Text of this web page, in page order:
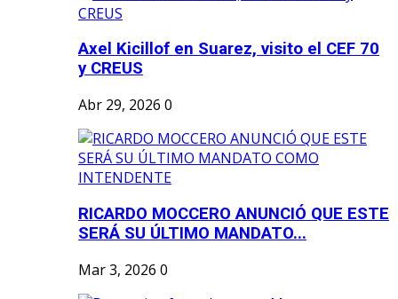
Axel Kicillof en Suarez, visito el CEF 70
y CREUS
Abr 29, 2026 0
RICARDO MOCCERO ANUNCIÓ QUE ESTE
SERÁ SU ÚLTIMO MANDATO...
Mar 3, 2026 0